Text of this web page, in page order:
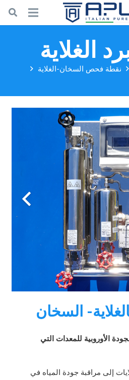
الغلاية
نقطة فحص السخان-الغلاية
السخان
الأوروبية للمعدات التي
إلى مراقبة جودة المياه في